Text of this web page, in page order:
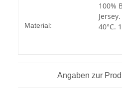
Material:
100%
40°C.
Angaben zur